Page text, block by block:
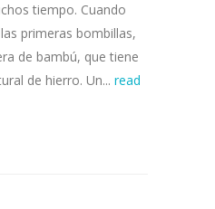
tiempo. Cuando
primeras bombillas,
de bambú, que tiene
de hierro. Un... read